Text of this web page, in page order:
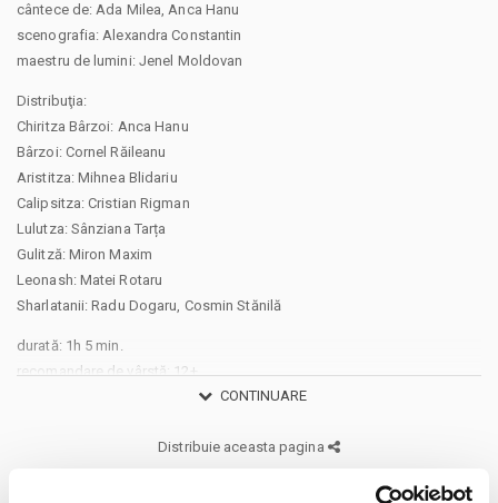
cântece de: Ada Milea, Anca Hanu
scenografia: Alexandra Constantin
maestru de lumini: Jenel Moldovan
Distribuţia:
Chiritza Bârzoi: Anca Hanu
Bârzoi: Cornel Răileanu
Aristitza: Mihnea Blidariu
Calipsitza: Cristian Rigman
Lulutza: Sânziana Tarța
Gulitză: Miron Maxim
Leonash: Matei Rotaru
Sharlatanii: Radu Dogaru, Cosmin Stănilă
durată: 1h 5 min.
recomandare de vârstă: 12+
secolului al XIX-lea, creând un personaj tipic micii burghezii ariviste,
noastră contemporană. Cu aerul ei de superioritate afișat, cocoloșindu-
CONTINUARE
Distribuie aceasta pagina